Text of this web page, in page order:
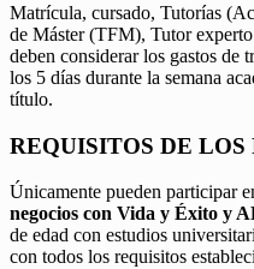
Matrícula, cursado, Tutorías
de Máster (TFM), Tutor
deben considerar los gastos de
los 5 días durante la semana
título.
REQUISITOS DE LOS
Únicamente pueden participar
negocios con Vida y Éxito y
de edad con estudios
con todos los requisitos